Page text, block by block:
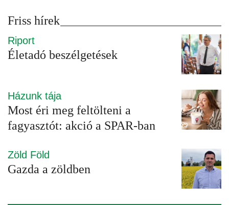
Friss hírek
Riport
Életadó beszélgetések
Házunk tája
Most éri meg feltölteni a
fagyasztót: akció a SPAR-ban
Zöld Föld
Gazda a zöldben